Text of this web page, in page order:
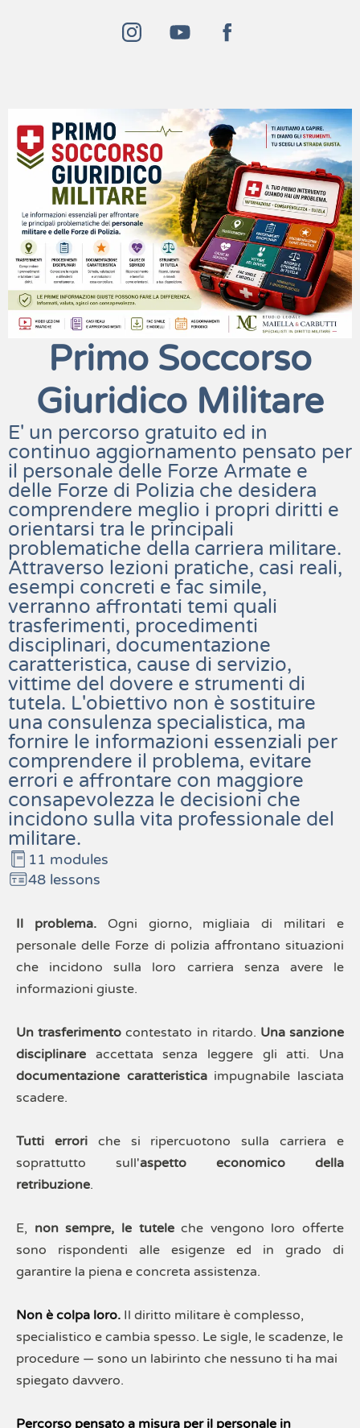
Primo Soccorso
Giuridico Militare
E' un percorso gratuito ed in
continuo aggiornamento pensato per
il personale delle Forze Armate e
delle Forze di Polizia che desidera
comprendere meglio i propri diritti e
orientarsi tra le principali
problematiche della carriera militare.
Attraverso lezioni pratiche, casi reali,
esempi concreti e fac simile,
verranno affrontati temi quali
trasferimenti, procedimenti
disciplinari, documentazione
caratteristica, cause di servizio,
vittime del dovere e strumenti di
tutela. L'obiettivo non è sostituire
una consulenza specialistica, ma
fornire le informazioni essenziali per
comprendere il problema, evitare
errori e affrontare con maggiore
consapevolezza le decisioni che
incidono sulla vita professionale del
militare.
11 modules
48 lessons
Il problema. Ogni giorno, migliaia di militari e
personale delle Forze di polizia affrontano situazioni
che incidono sulla loro carriera senza avere le
informazioni giuste.
Un trasferimento contestato in ritardo. Una sanzione
disciplinare
documentazione caratteristica impugnabile lasciata
scadere.
Tutti errori che si ripercuotono sulla carriera e
soprattutto sull'aspetto economico della
retribuzione.
E, non sempre, le tutele che vengono loro offerte
sono rispondenti alle esigenze ed in grado di
garantire la piena e concreta assistenza.
Non è colpa loro. Il diritto militare è complesso,
specialistico e cambia spesso. Le sigle, le scadenze, le
procedure — sono un labirinto che nessuno ti ha mai
spiegato davvero.
Percorso pensato a misura per il personale in